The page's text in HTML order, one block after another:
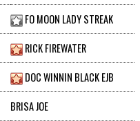
FO MOON LADY STREAK
RICK FIREWATER
DOC WINNIN BLACK EJB
BRISA JOE